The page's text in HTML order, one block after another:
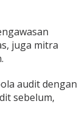
juga mitra
audit dengan
sebelum,